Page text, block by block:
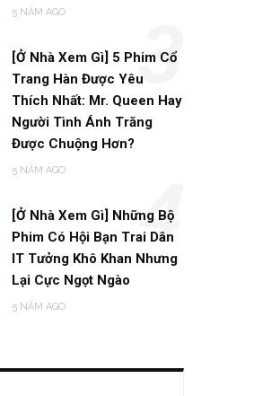
5 NĂM AGO
[Ở Nhà Xem Gì] 5 Phim Cổ
Trang Hàn Được Yêu
Thích Nhất: Mr. Queen Hay
Người Tình Ánh Trăng
Được Chuộng Hơn?
5 NĂM AGO
3
[Ở Nhà Xem Gì] Những Bộ
Phim Có Hội Bạn Trai Dân
IT Tưởng Khô Khan Nhưng
Lại Cực Ngọt Ngào
5 NĂM AGO
4